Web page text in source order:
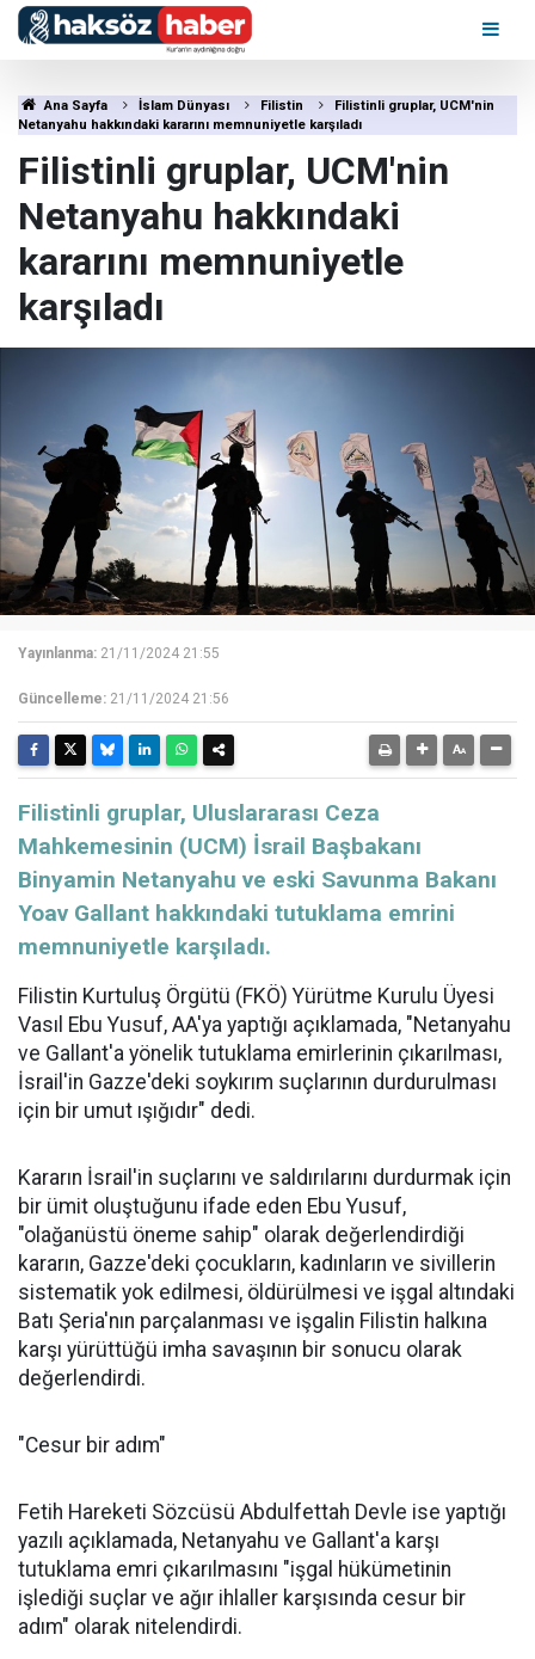
Ana Sayfa İslam Dünyası Filistin
Filistinli gruplar, UCM'nin
Netanyahu hakkındaki kararını memnuniyetle karşıladı
Filistinli gruplar, UCM'nin
Netanyahu hakkındaki
kararını memnuniyetle
karşıladı
Yayınlanma: 21/11/2024 21:55
Güncelleme: 21/11/2024 21:56
Filistinli gruplar, Uluslararası Ceza
Mahkemesinin (UCM) İsrail Başbakanı
Binyamin Netanyahu ve eski Savunma Bakanı
Yoav Gallant hakkındaki tutuklama emrini
memnuniyetle karşıladı.
Filistin Kurtuluş Örgütü (FKÖ) Yürütme Kurulu Üyesi
Vasıl Ebu Yusuf, AA'ya yaptığı açıklamada, "Netanyahu
ve Gallant'a yönelik tutuklama emirlerinin çıkarılması,
İsrail'in Gazze'deki soykırım suçlarının durdurulması
için bir umut ışığıdır" dedi.
Kararın İsrail'in suçlarını ve saldırılarını durdurmak için
bir ümit oluştuğunu ifade eden Ebu Yusuf,
"olağanüstü öneme sahip" olarak değerlendirdiği
kararın, Gazze'deki çocukların, kadınların ve sivillerin
sistematik yok edilmesi, öldürülmesi ve işgal altındaki
Batı Şeria'nın parçalanması ve işgalin Filistin halkına
karşı yürüttüğü imha savaşının bir sonucu olarak
değerlendirdi.
"Cesur bir adım"
Fetih Hareketi Sözcüsü Abdulfettah Devle ise yaptığı
yazılı açıklamada, Netanyahu ve Gallant'a karşı
tutuklama emri çıkarılmasını "işgal hükümetinin
işlediği suçlar ve ağır ihlaller karşısında cesur bir
adım" olarak nitelendirdi.